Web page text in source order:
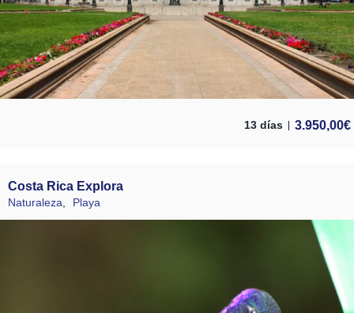
13 días 3.950,00€
Costa Rica Explora
Naturaleza Playa